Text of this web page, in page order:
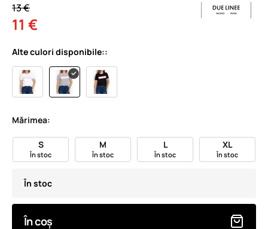
13 €
11 €
Alte culori disponibile::
Mărimea:
S
În stoc
M
În stoc
L
În stoc
XL
În stoc
În stoc
În coș